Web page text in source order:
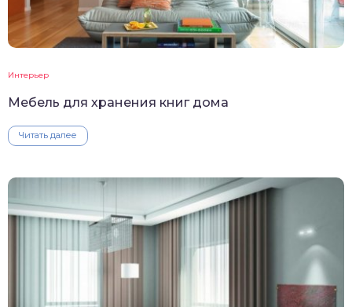
Интерьер
Мебель для хранения книг дома
Читать далее